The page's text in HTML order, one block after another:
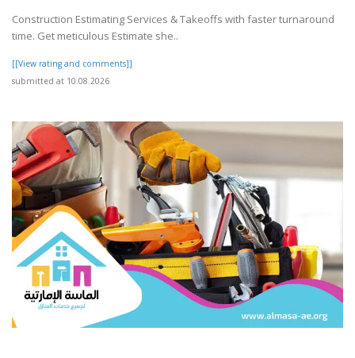
Construction Estimating Services & Takeoffs with faster turnaround
time. Get meticulous Estimate she..
[[View rating and comments]]
submitted at 10.08.2026